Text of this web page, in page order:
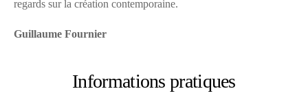
regards sur la création contemporaine.
Guillaume Fournier
Informations pratiques